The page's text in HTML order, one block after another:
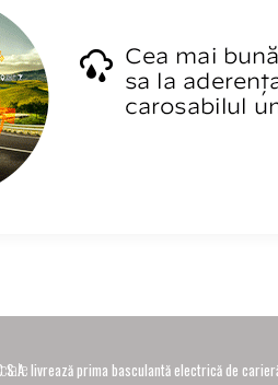
S.A. livrează prima basculantă electrică de